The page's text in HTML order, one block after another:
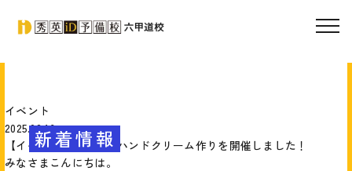
新着情報
イベント
2025.03.16
【イベントレポート】ハンドクリーム作りを開催しました！
みなさまこんにちは。